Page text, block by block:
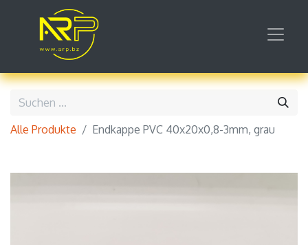
Alle Produkte Endkappe PVC 40x20x0,8-3mm, grau